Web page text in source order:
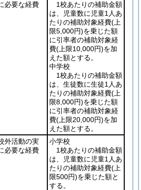
必要な経費
1校あたりの補助金額
は、児童数に児童1人あ
たりの補助対象経費(上
限5,000円)を乗じた額
に引率者の補助対象経
費(上限10,000円)を加
えた額とする。
中学校
1校あたりの補助金額
は、生徒数に生徒1人あ
たりの補助対象経費(上
限8,000円)を乗じた額
に引率者の補助対象経
費(上限20,000円)を加
えた額とする。
外活動の実
必要な経費
小学校
1校あたりの補助金額
は、児童数に児童1人あ
たりの補助対象経費(上
限500円)を乗じた額と
する。